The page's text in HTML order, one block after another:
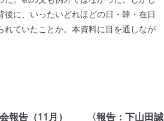
に、いったいどれほどの日・韓・在日
ていたことか。本資料に目を通しなが
会報告（11月） 〈報告：下山田誠